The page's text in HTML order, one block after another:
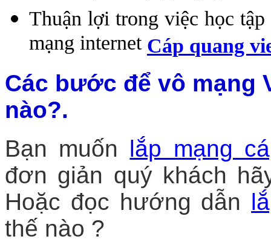
Thuận lợi trong việc học
mạng internet Cáp quang
Các bước để vô mạng
nào?.
Bạn muốn lắp mạng
đơn giản quý khách
Hoặc đọc hướng dẫn
thế nào ?